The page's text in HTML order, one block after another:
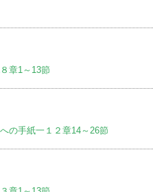
章1～13節
の手紙一１２章14～26節